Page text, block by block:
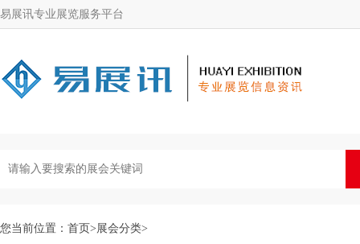
易展讯专业展览服务平台
您当前位置： 首页>展会分类>